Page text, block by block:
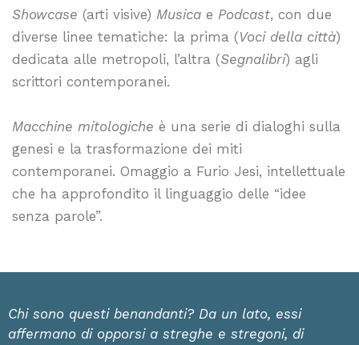
Showcase (arti visive) Musica e Podcast, con due
diverse linee tematiche: la prima (Voci della città)
dedicata alle metropoli, l’altra (Segnalibri) agli
scrittori contemporanei.
Macchine mitologiche è una serie di dialoghi sulla
genesi e la trasformazione dei miti
contemporanei. Omaggio a Furio Jesi, intellettuale
che ha approfondito il linguaggio delle “idee
senza parole”.
Chi sono questi benandanti? Da un lato, essi
affermano di opporsi a streghe e stregoni, di